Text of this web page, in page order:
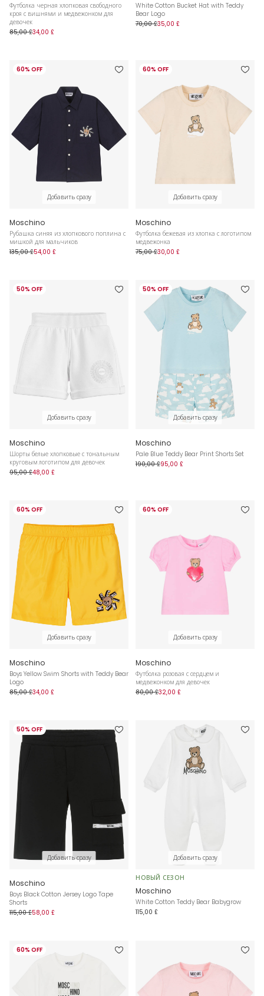
Футболка черная хлопковая свободного
кроя с вишнями и медвежонком для
девочек
85,00 £34,00 £
White Cotton Bucket Hat with Teddy
Bear Logo
70,00 £35,00 £
60% OFF
Добавить сразу
Moschino
Рубашка синяя из хлопкового поплина с
мишкой для мальчиков
135,00 £54,00 £
60% OFF
Добавить сразу
Moschino
Футболка бежевая из хлопка с логотипом
медвежонка
75,00 £30,00 £
50% OFF
Добавить сразу
Moschino
Шорты белые хлопковые с тональным
круговым логотипом для девочек
95,00 £48,00 £
50% OFF
Добавить сразу
Moschino
Pale Blue Teddy Bear Print Shorts Set
190,00 £95,00 £
60% OFF
Добавить сразу
Moschino
Boys Yellow Swim Shorts with Teddy Bear
Logo
85,00 £34,00 £
60% OFF
Добавить сразу
Moschino
Футболка розовая с сердцем и
медвежонком для девочек
80,00 £32,00 £
50% OFF
Добавить сразу
Moschino
Boys Black Cotton Jersey Logo Tape
Shorts
115,00 £58,00 £
Добавить сразу
НОВЫЙ СЕЗОН
Moschino
White Cotton Teddy Bear Babygrow
115,00 £
60% OFF